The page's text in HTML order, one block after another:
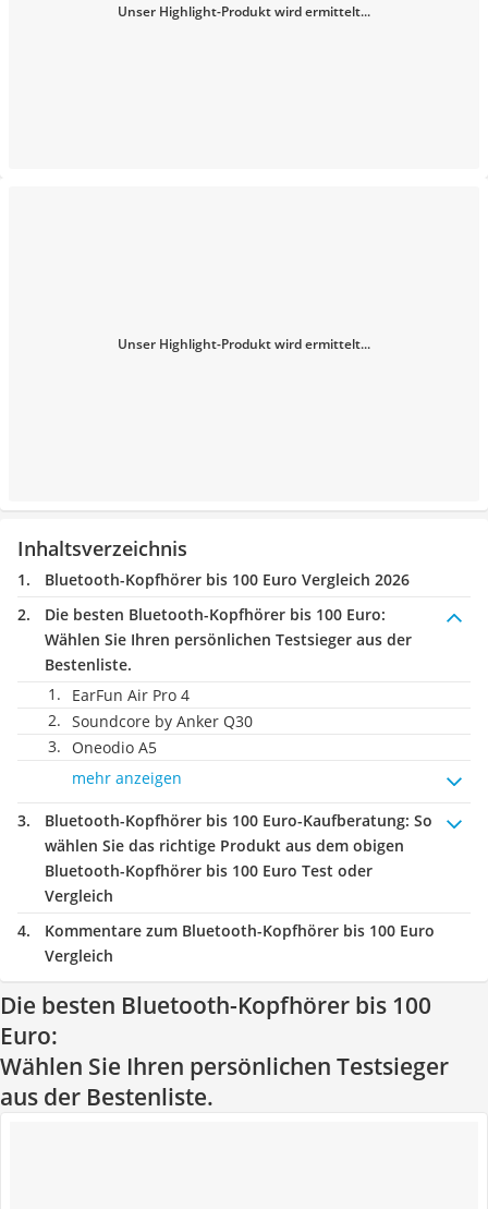
Unser Highlight-Produkt wird ermittelt...
Unser Highlight-Produkt wird ermittelt...
Inhaltsverzeichnis
Bluetooth-Kopfhörer bis 100 Euro Vergleich 2026
Die besten Bluetooth-Kopfhörer bis 100 Euro:
Wählen Sie Ihren persönlichen Testsieger aus der
Bestenliste.
EarFun Air Pro 4
Soundcore by Anker Q30
Oneodio A5
mehr anzeigen
Bluetooth-Kopfhörer bis 100 Euro-Kaufberatung: So
wählen Sie das richtige Produkt aus dem obigen
Bluetooth-Kopfhörer bis 100 Euro Test oder
Vergleich
Kommentare zum Bluetooth-Kopfhörer bis 100 Euro
Vergleich
Die besten Bluetooth-Kopfhörer bis 100
Euro:
Wählen Sie Ihren persönlichen Testsieger
aus der Bestenliste.